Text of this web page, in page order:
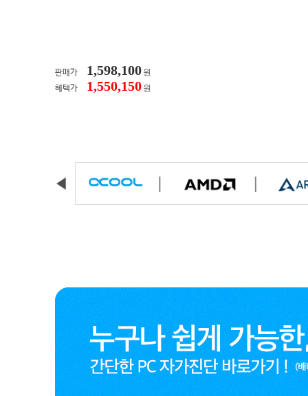
판매가 1,598,100 원
혜택가
1,550,150 원